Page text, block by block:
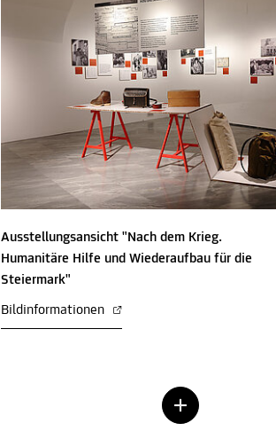
Ausstellungsansicht "Nach dem Krieg.
Humanitäre Hilfe und Wiederaufbau für die
Steiermark"
Bildinformationen